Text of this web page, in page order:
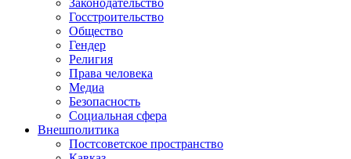
Законодательство
Госстроительство
Общество
Гендер
Религия
Права человека
Медиа
Безопасность
Социальная сфера
Внешполитика
Постсоветское пространство